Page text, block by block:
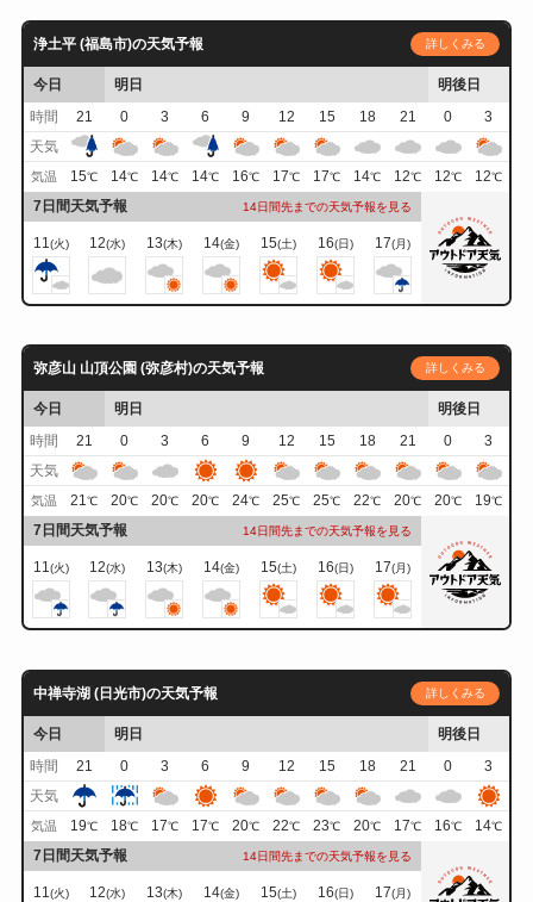
浄土平 (福島市)の天気予報 詳しくみる
今日 明日
明後日
時間
21 0 3 6 9 12 15 18 21 0
3
天気
気温 15℃ 14℃ 14℃ 14℃ 16℃ 17℃ 17℃ 14℃ 12℃ 12℃ 12℃
7日間天気予報 14日間先までの天気予報を見る
11(火) 12(水) 13(木) 14(金) 15(土) 16(日) 17(月)
弥彦山 山頂公園 (弥彦村)の天気予報 詳しくみる
今日 明日
明後日
時間
21 0 3 6 9 12 15 18 21 0
3
天気
気温 21℃ 20℃ 20℃ 20℃ 24℃ 25℃ 25℃ 22℃ 20℃ 20℃ 19℃
7日間天気予報 14日間先までの天気予報を見る
11(火) 12(水) 13(木) 14(金) 15(土) 16(日) 17(月)
中禅寺湖 (日光市)の天気予報 詳しくみる
今日 明日
明後日
時間
21 0 3 6 9 12 15 18 21 0
3
天気
気温 19℃ 18℃ 17℃ 17℃ 20℃ 22℃ 23℃ 20℃ 17℃ 16℃ 14℃
7日間天気予報 14日間先までの天気予報を見る
11(火) 12(水) 13(木) 14(金) 15(土) 16(日) 17(月)